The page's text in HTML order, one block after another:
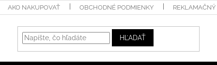
AKO NAKUPOVAŤ OBCHODNÉ PODMIENKY REKLAMAČNÝ
HĽADAŤ